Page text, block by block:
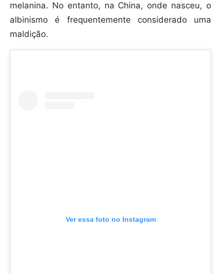
melanina. No entanto, na China, onde nasceu, o
albinismo é frequentemente considerado uma
maldição.
Ver essa foto no Instagram